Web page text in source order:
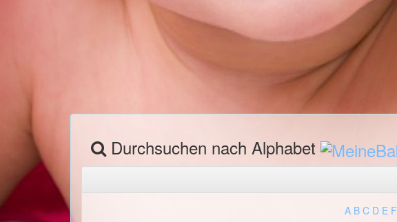
Durchsuchen nach Alphabet
A B C D E F